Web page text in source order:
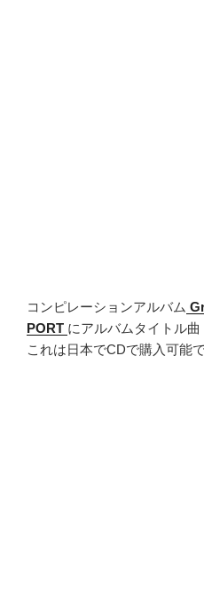
コンピレーションアルバム
PORT にアルバムタイトル
これは日本でCDで購入可能